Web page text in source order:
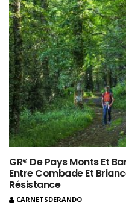
GR® De Pays Monts Et
Entre Combade Et
Résistance
CARNETSDERANDO